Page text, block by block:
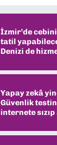
İzmir’de
tatil
Denizi de
Yapay zekâ
Güvenlik
internete